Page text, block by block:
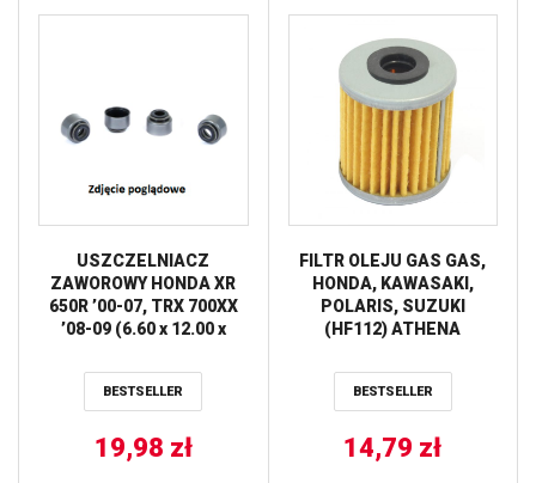
USZCZELNIACZ
ZAWOROWY HONDA XR
650R ’00-07, TRX 700XX
’08-09 (6.60 x 12.00 x
003) PROX
BESTSELLER
19,98 zł
FILTR OLEJU GAS GAS,
HONDA, KAWASAKI,
POLARIS, SUZUKI
(HF112) ATHENA
BESTSELLER
14,79 zł